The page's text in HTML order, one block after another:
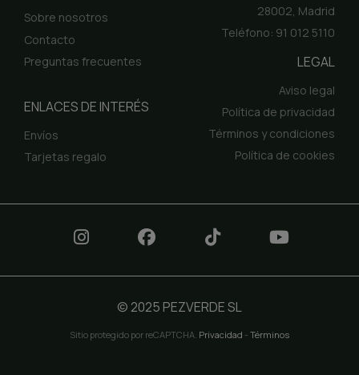
Sobre nosotros
Contacto
Preguntas frecuentes
ENLACES DE INTERÉS
Envíos
Tarjetas regalo
28002, Madrid
Teléfono: 91 012 5110
LEGAL
Aviso legal
Política de privacidad
Términos y condiciones
Política de cookies
© 2025 PEZVERDE SL
Sitio protegido por reCAPTCHA. Privacidad - Términos